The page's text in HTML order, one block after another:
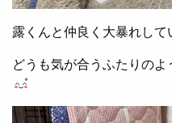
露くんと仲良く大暴れして
どうも気が合うふたりの